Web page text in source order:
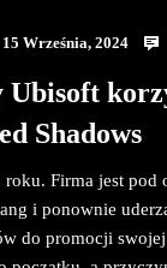
15 Września, 2024
Ubisoft
Shadows
Firma jest pod
i ponownie
do promocji swojej